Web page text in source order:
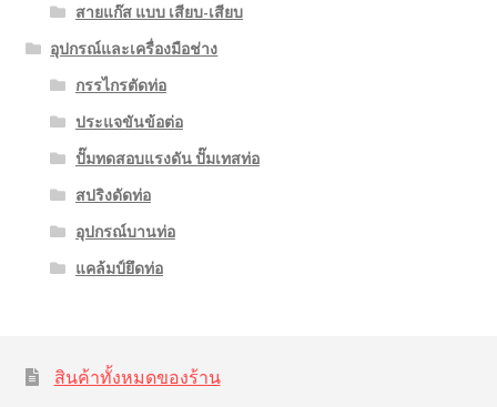
สายแก๊ส แบบ เสียบ-เสียบ
อุปกรณ์และเครื่องมือช่าง
กรรไกรตัดท่อ
ประแจขันข้อต่อ
ปั๊มทดสอบแรงดัน ปั๊มเทสท่อ
สปริงดัดท่อ
อุปกรณ์บานท่อ
แคล้มป์ยึดท่อ
สินค้าทั้งหมดของร้าน